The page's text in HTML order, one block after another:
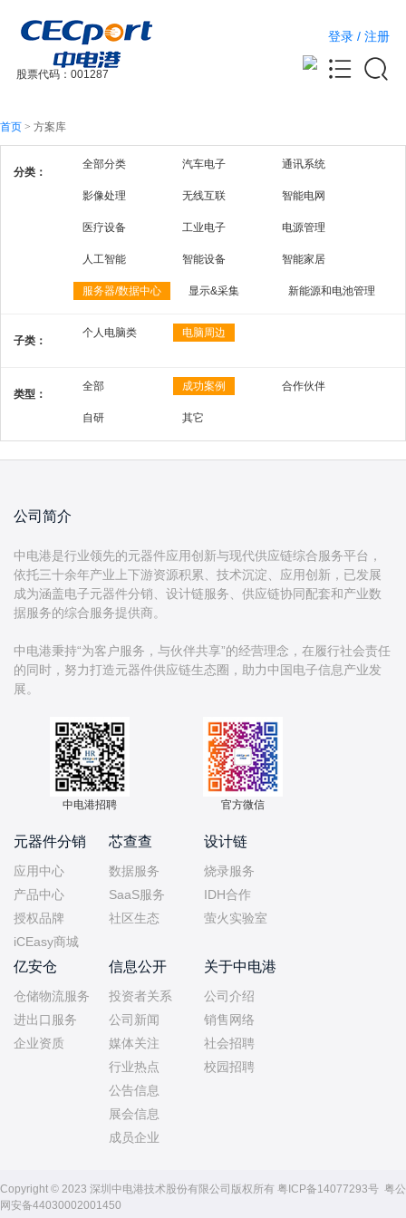
股票代码：001287
登录 / 注册
首页 > 方案库
分类：
全部分类 汽车电子 通讯系统
影像处理 无线互联 智能电网
医疗设备 工业电子 电源管理
人工智能 智能设备 智能家居
服务器/数据中心 显示&采集 新能源和电池管理
子类：
个人电脑类 电脑周边
类型：
全部 成功案例 合作伙伴
自研 其它
公司简介
中电港是行业领先的元器件应用创新与现代供应链综合服务平台，
依托三十余年产业上下游资源积累、技术沉淀、应用创新，已发展
成为涵盖电子元器件分销、设计链服务、供应链协同配套和产业数
据服务的综合服务提供商。
中电港秉持“为客户服务，与伙伴共享”的经营理念，在履行社会责任
的同时，努力打造元器件供应链生态圈，助力中国电子信息产业发
中电港招聘 官方微信
元器件分销
应用中心
产品中心
授权品牌
iCEasy商城
芯查查
数据服务
SaaS服务
社区生态
设计链
烧录服务
IDH合作
萤火实验室
亿安仓
仓储物流服务
进出口服务
企业资质
信息公开
投资者关系
公司新闻
媒体关注
行业热点
公告信息
展会信息
成员企业
关于中电港
公司介绍
销售网络
社会招聘
校园招聘
Copyright © 2023 深圳中电港技术股份有限公司版权所有 粤ICP备14077293号 粤公
网安备44030002001450